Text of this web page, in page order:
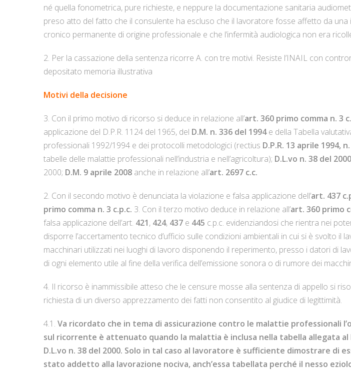
né quella fonometrica, pure richieste, e neppure la documentazione sanitaria
preso atto del fatto che il consulente ha escluso che il lavoratore fosse affetto da
cronico permanente di origine professionale e che l’infermità audiologica non era
2. Per la cassazione della sentenza ricorre A. con tre motivi. Resiste l’INAIL con
depositato memoria illustrativa
Motivi della decisione
3. Con il primo motivo di ricorso si deduce in relazione all’art. 360 primo comma n. 3
applicazione del D.P.R. 1124 del 1965, del D.M. n. 336 del 1994e della Tabella
professionali 1992/1994 e dei protocolli metodologici (rectius D.P.R. 13 aprile 1994,
tabelle delle malattie professionali nell’industria e nell’agricoltura); D.L.vo n. 38 del 2000
2000; D.M. 9 aprile 2008 anche in relazione all’art. 2697 c.c.
2. Con il secondo motivo è denunciata la violazione e falsa applicazione dell’art. 437
primo comma n. 3 c.p.c. 3. Con il terzo motivo deduce in relazione all’art. 360 primo
falsa applicazione dell’art. 421, 424, 437 e 445 c.p.c. evidenziandosi che rientra nei
disporre l’accertamento tecnico d’ufficio sulle condizioni ambientali in cui si è svolto il
macchinari utilizzati nei luoghi di lavoro disponendo il reperimento, presso i datori di
di ogni elemento utile al fine della verifica dell’emissione sonora o di rumore dei
4. Il ricorso è inammissibile atteso che le censure mosse alla sentenza di appello si
richiesta di un diverso apprezzamento dei fatti non consentito al giudice di legittimità.
4.1. Va ricordato che in tema di assicurazione contro le malattie professionali
sul ricorrente è attenuato quando la malattia è inclusa nella tabella allegata al
D.L.vo n. 38 del 2000. Solo in tal caso al lavoratore è sufficiente dimostrare di
stato addetto alla lavorazione nociva, anch’essa tabellata perché il nesso